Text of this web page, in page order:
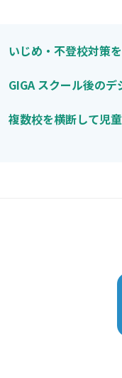
いじめ・不登校対策
GIGA スクール後の
複数校を横断して児